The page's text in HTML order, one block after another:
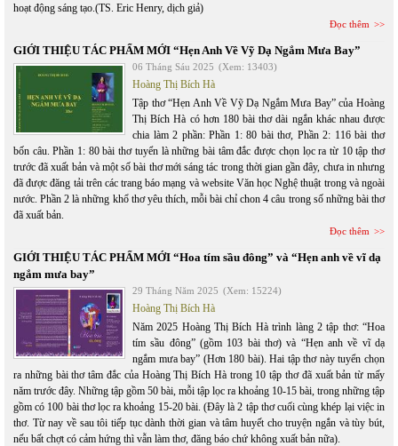
hoạt động sáng tạo.(TS. Eric Henry, dịch giả)
Đọc thêm
GIỚI THIỆU TÁC PHẨM MỚI “Hẹn Anh Về Vỹ Dạ Ngắm Mưa Bay”
06 Tháng Sáu 2025 (Xem: 13403)
Hoàng Thị Bích Hà
Tập thơ “Hẹn Anh Về Vỹ Dạ Ngắm Mưa Bay” của Hoàng
Thị Bích Hà có hơn 180 bài thơ dài ngắn khác nhau được
chia làm 2 phần: Phần 1: 80 bài thơ, Phần 2: 116 bài thơ
bốn câu. Phần 1: 80 bài thơ tuyển là những bài tâm đắc được chọn lọc ra từ 10 tập thơ
trước đã xuất bản và một số bài thơ mới sáng tác trong thời gian gần đây, chưa in nhưng
đã được đăng tải trên các trang báo mạng và website Văn học Nghệ thuật trong và ngoài
nước. Phần 2 là những khổ thơ yêu thích, mỗi bài chỉ chon 4 câu trong số những bài thơ
đã xuất bản.
Đọc thêm
GIỚI THIỆU TÁC PHẨM MỚI “Hoa tím sầu đông” và “Hẹn anh về vĩ dạ
ngắm mưa bay”
29 Tháng Năm 2025 (Xem: 15224)
Hoàng Thị Bích Hà
Năm 2025 Hoàng Thị Bích Hà trình làng 2 tập thơ: “Hoa
tím sầu đông” (gồm 103 bài thơ) và “Hẹn anh về vĩ dạ
ngắm mưa bay” (Hơn 180 bài). Hai tập thơ này tuyển chọn
ra những bài thơ tâm đắc của Hoàng Thị Bích Hà trong 10 tập thơ đã xuất bản từ mấy
năm trước đây. Những tập gồm 50 bài, mỗi tập lọc ra khoảng 10-15 bài, trong những tập
gồm có 100 bài thơ lọc ra khoảng 15-20 bài. (Đây là 2 tập thơ cuối cùng khép lại việc in
thơ. Từ nay về sau tôi tiếp tục dành thời gian và tâm huyết cho truyện ngắn và tùy bút,
nếu bất chợt có cảm hứng thì vẫn làm thơ, đăng báo chứ không xuất bản nữa).